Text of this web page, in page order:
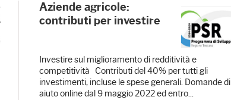
Aziende agricole:
contributi per investire
Investire sul miglioramento di redditività e
competitività Contributi del 40% per tutti gli
investimenti, incluse le spese generali. Domande di
aiuto online dal 9 maggio 2022 ed entro...